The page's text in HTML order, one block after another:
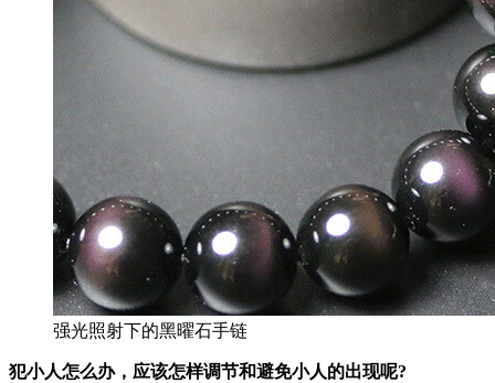
强光照射下的黑曜石手链
犯小人怎么办，应该怎样调节和避免小人的出现呢?